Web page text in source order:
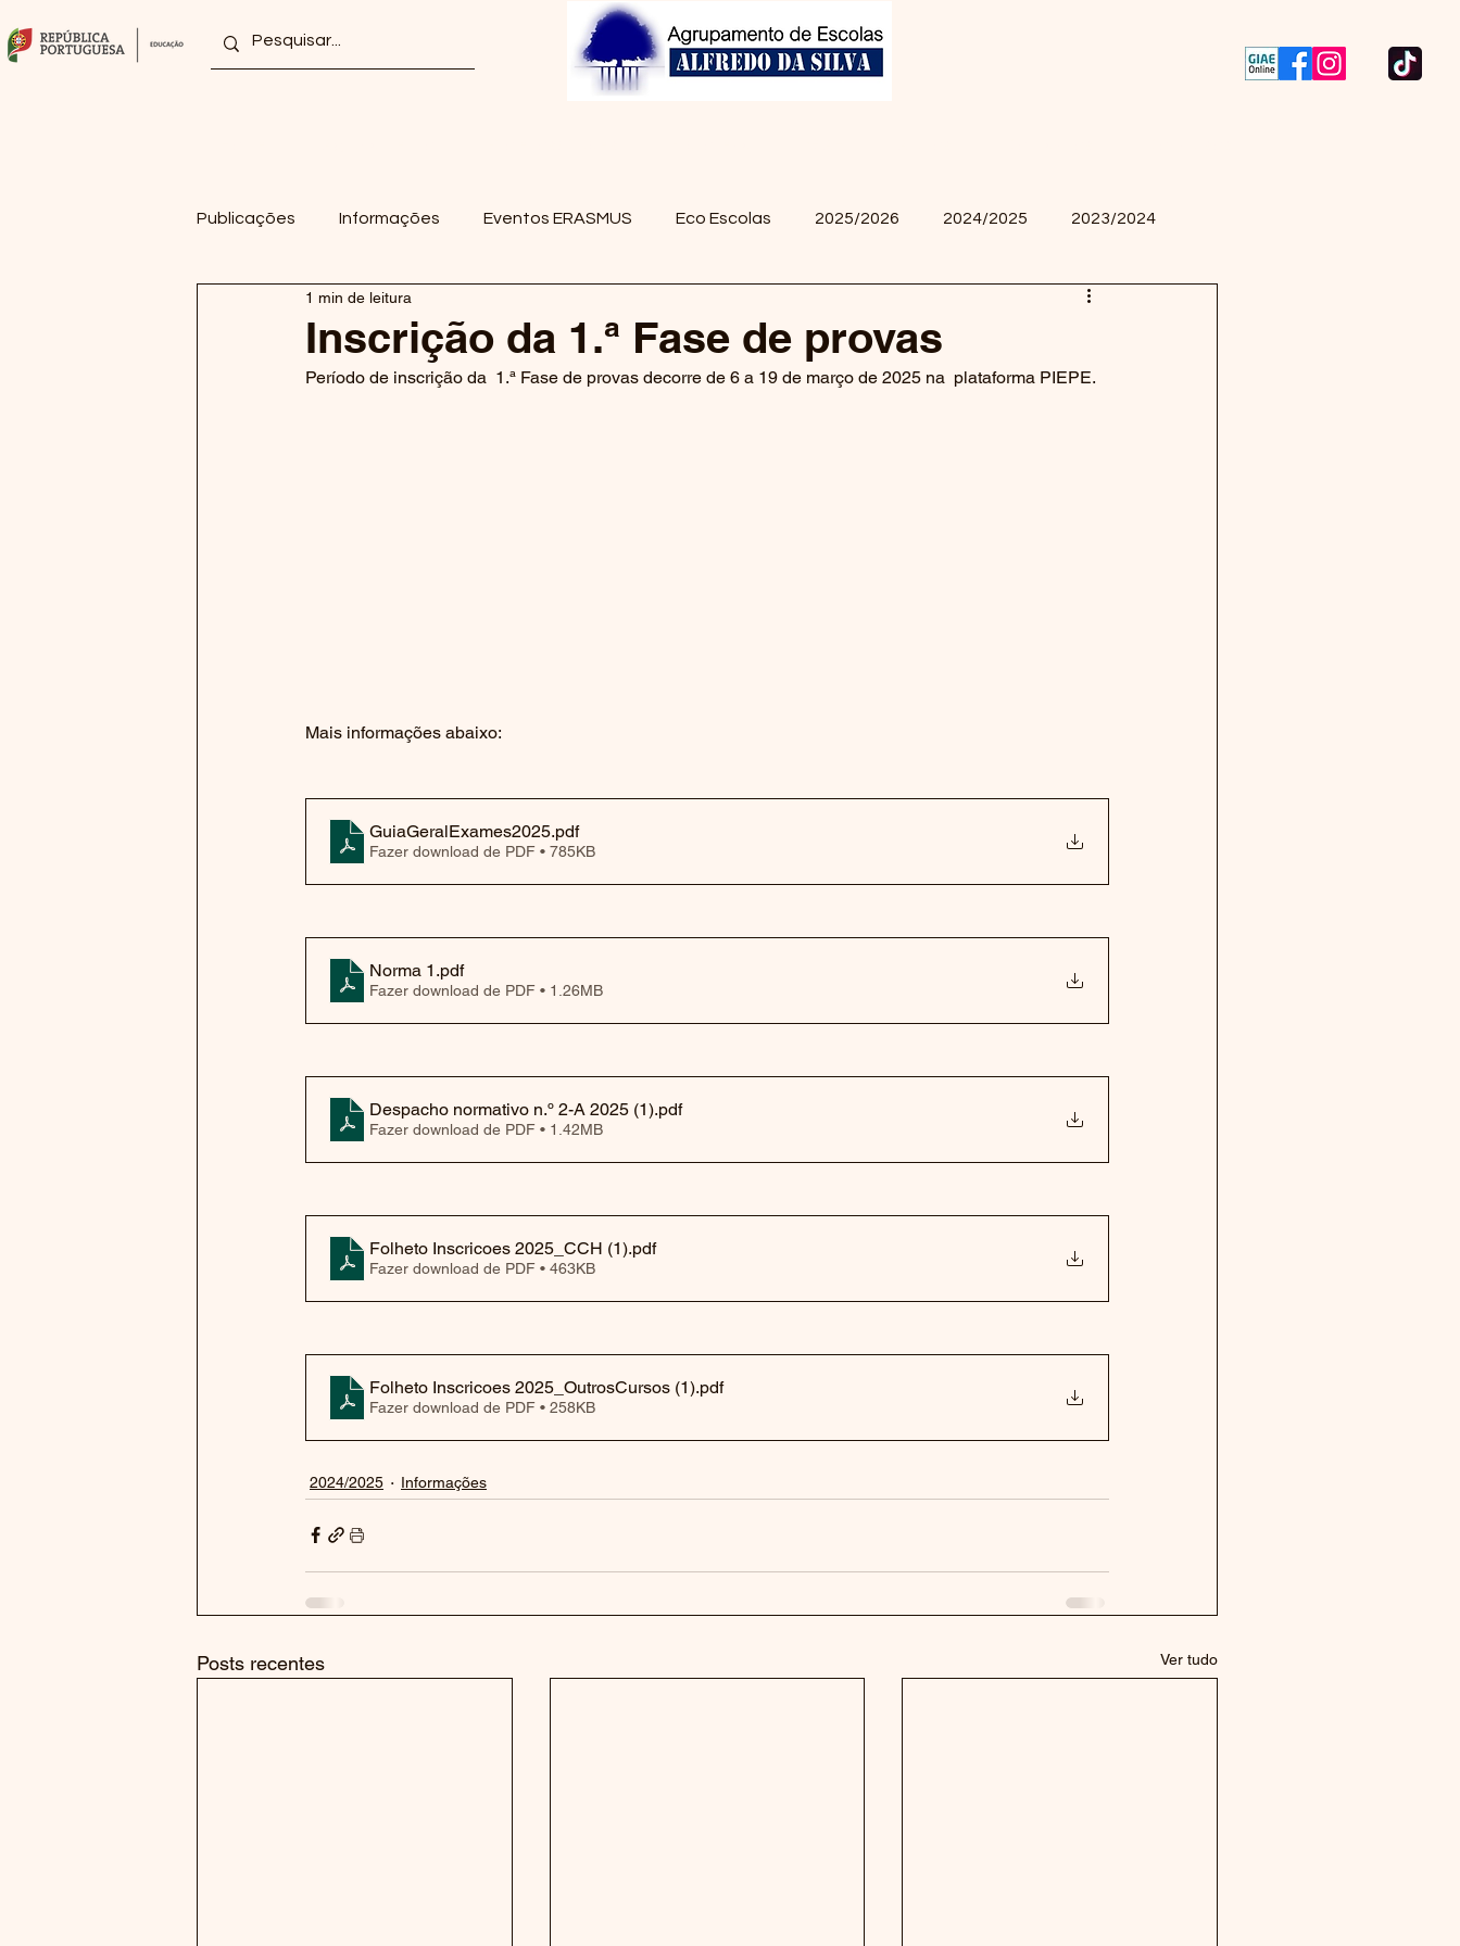
Publicações Informações Eventos ERASMUS Eco Escolas 2025/2026 2024/2025 2023/2024
2022/2023 2021/2022
Inscrição da 1.ª Fase de provas
1 min de leitura
Período de inscrição da  1.ª Fase de provas decorre de 6 a 19 de março de 2025 na  plataforma PIEPE.
Mais informações abaixo:
GuiaGeralExames2025.pdf
Fazer download de PDF • 785KB
Norma 1 .pdf
Fazer download de PDF • 1.26MB
Despacho normativo n.º 2-A 2025 (1).pdf
Fazer download de PDF • 1.42MB
Folheto Inscricoes 2025_CCH (1).pdf
Fazer download de PDF • 463KB
Folheto Inscricoes 2025_OutrosCursos (1).pdf
Fazer download de PDF • 258KB
2024/2025 Informações
Posts recentes Ver tudo